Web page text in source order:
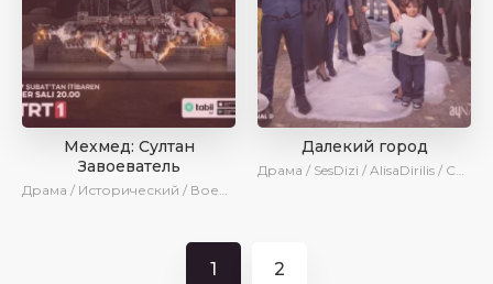
Мехмед: Султан
Завоеватель
Драма / Исторический / Военный / AlisaDirilis / Сериалы 2024
Далекий город
Драма / SesDizi / AlisaDirilis / Сериалы 2024
1 2